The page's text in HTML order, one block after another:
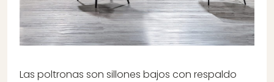
Las poltronas son sillones bajos con respaldo